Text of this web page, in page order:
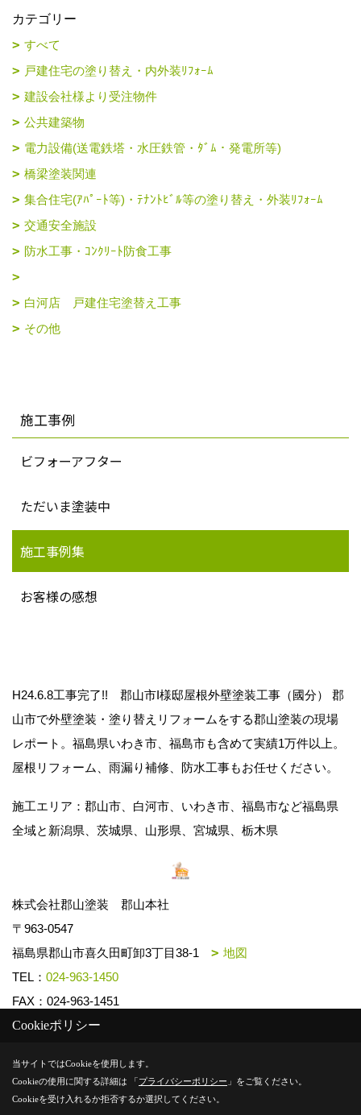
カテゴリー
すべて
戸建住宅の塗り替え・内外装ﾘﾌｫｰﾑ
建設会社様より受注物件
公共建築物
電力設備(送電鉄塔・水圧鉄管・ﾀﾞﾑ・発電所等)
橋梁塗装関連
集合住宅(ｱﾊﾟｰﾄ等)・ﾃﾅﾝﾄﾋﾞﾙ等の塗り替え・外装ﾘﾌｫｰﾑ
交通安全施設
防水工事・ｺﾝｸﾘｰﾄ防食工事
白河店 戸建住宅塗替え工事
その他
施工事例
ビフォーアフター
ただいま塗装中
施工事例集
お客様の感想
H24.6.8工事完了!! 郡山市I様邸屋根外壁塗装工事（國分） 郡
山市で外壁塗装・塗り替えリフォームをする郡山塗装の現場
レポート。福島県いわき市、福島市も含めて実績1万件以上。
屋根リフォーム、雨漏り補修、防水工事もお任せください。
施工エリア：郡山市、白河市、いわき市、福島市など福島県
全域と新潟県、茨城県、山形県、宮城県、栃木県
株式会社郡山塗装 郡山本社
〒963-0547
福島県郡山市喜久田町卸3丁目38-1
地図
TEL： 024-963-1450
FAX：024-963-1451
Copyright (c) k-toso. All Rights Reserved.
Produced byゴデスクリエイト
Cookieポリシー
当サイトではCookieを使用します。
Cookieの使用に関する詳細は 「プライバシーポリシー 」をご覧ください。
Cookieを受け入れるか拒否するか選択してください。